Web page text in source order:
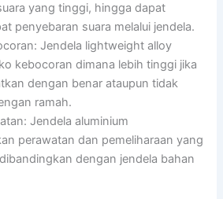
yang tinggi, hingga dapat
penyebaran suara melalui jendela.
Jendela lightweight alloy
kebocoran dimana lebih tinggi jika
dengan benar ataupun tidak
ramah.
Jendela aluminium
perawatan dan pemeliharaan yang
dengan jendela bahan